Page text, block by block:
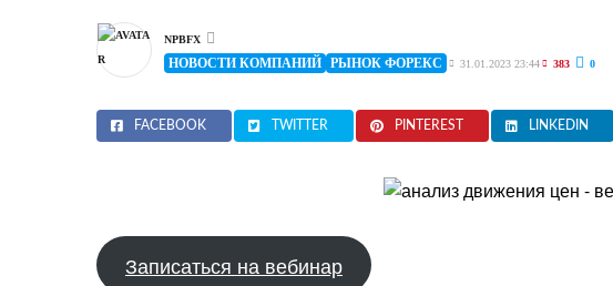
NPBFX
НОВОСТИ КОМПАНИЙ РЫНОК ФОРЕКС 31.01.2023 23:44 383 0
FACEBOOK TWITTER PINTEREST LINKEDIN
Записаться на вебинар